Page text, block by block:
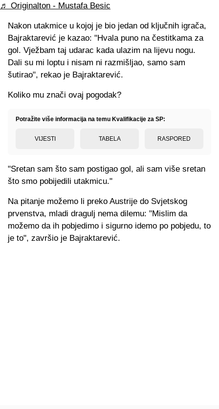
♬ Originalton - Mustafa Besic
Nakon utakmice u kojoj je bio jedan od ključnih igrača,
Bajraktarević je kazao: "Hvala puno na čestitkama za
gol. Vježbam taj udarac kada ulazim na lijevu nogu.
Dali su mi loptu i nisam ni razmišljao, samo sam
šutirao", rekao je Bajraktarević.
Koliko mu znači ovaj pogodak?
Potražite više informacija na temu Kvalifikacije za SP:
VIJESTI TABELA RASPORED
"Sretan sam što sam postigao gol, ali sam više sretan
što smo pobijedili utakmicu."
Na pitanje možemo li preko Austrije do Svjetskog
prvenstva, mladi dragulj nema dilemu: "Mislim da
možemo da ih pobjedimo i sigurno idemo po pobjedu, to
je to", završio je Bajraktarević.